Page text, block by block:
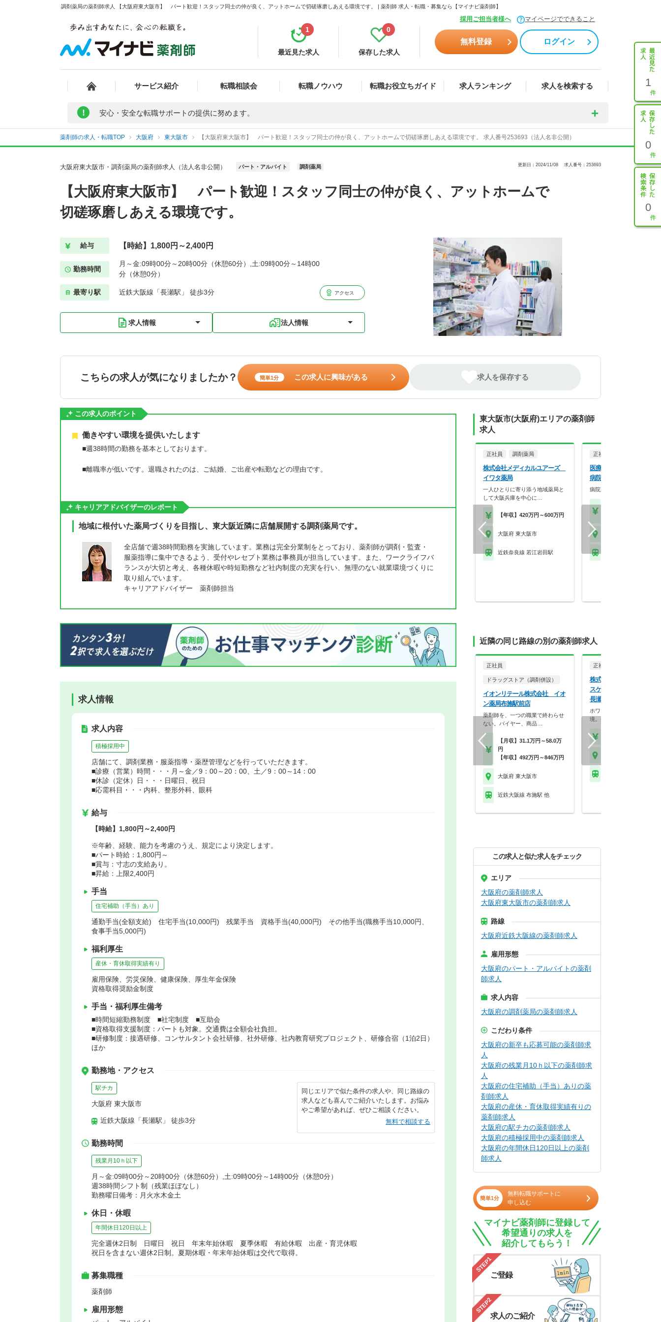
調剤薬局の薬剤師求人 【大阪府東大阪市】 パート歓迎！スタッフ同士の仲が良く、アットホームで切磋琢磨しあえる環境です。 | 薬剤師 求人・転職・募集なら【マイナビ薬剤師】
採用ご担当者様へ マイページでできること
最近見た求人
1
保存した求人
0
無料登録 ログイン
サービス紹介 転職相談会 転職ノウハウ 転職お役立ちガイド 求人ランキング 求人を検索する 1
0
0
! 安心・安全な転職サポートの提供に努めます。
薬剤師の求人・転職TOP 大阪府 東大阪市 【大阪府東大阪市】 パート歓迎！スタッフ同士の仲が良く、アットホームで切磋琢磨しあえる環境です。 求人番号253693（法人名非公開）
大阪府東大阪市・調剤薬局の薬剤師求人（法人名非公開） パート・アルバイト 調剤薬局 更新日：2024/11/08 求人番号：253693
【大阪府東大阪市】 パート歓迎！スタッフ同士の仲が良く、アットホームで
切磋琢磨しあえる環境です。
給与 【時給】1,800円～2,400円
勤務時間
月～金:09時00分～20時00分（休憩60分）,土:09時00分～14時00
分（休憩0分）
最寄り駅 近鉄大阪線「長瀬駅」 徒歩3分 アクセス
求人情報 法人情報
こちらの求人が気になりましたか？ 簡単1分 この求人に興味がある 求人を保存する
この求人のポイント
働きやすい環境を提供いたします
■週38時間の勤務を基本としております。
■離職率が低いです。退職されたのは、ご結婚、ご出産や転勤などの理由です。
キャリアアドバイザーのレポート
地域に根付いた薬局づくりを目指し、東大阪近隣に店舗展開する調剤薬局です。
全店舗で週38時間勤務を実施しています。業務は完全分業制をとっており、薬剤師が調剤・監査・
服薬指導に集中できるよう、受付やレセプト業務は事務員が担当しています。また、ワークライフバ
ランスが大切と考え、各種休暇や時短勤務など社内制度の充実を行い、無理のない就業環境づくりに
取り組んでいます。
キャリアアドバイザー 薬剤師担当
求人情報
求人内容
積極採用中
店舗にて、調剤業務・服薬指導・薬歴管理などを行っていただきます。
■診療（営業）時間・・・月～金／9：00～20：00、土／9：00～14：00
■休診（定休）日・・・日曜日、祝日
■応需科目・・・内科、整形外科、眼科
給与
【時給】1,800円～2,400円
※年齢、経験、能力を考慮のうえ、規定により決定します。
■パート時給：1,800円～
■賞与：寸志の支給あり。
■昇給：上限2,400円
手当
住宅補助（手当）あり
通勤手当(全額支給) 住宅手当(10,000円) 残業手当 資格手当(40,000円) その他手当(職務手当10,000円、
食事手当5,000円)
福利厚生
産休・育休取得実績有り
雇用保険、労災保険、健康保険、厚生年金保険
資格取得奨励金制度
手当・福利厚生備考
■時間短縮勤務制度 ■社宅制度 ■互助会
■資格取得支援制度：パートも対象。交通費は全額会社負担。
■研修制度：接遇研修、コンサルタント会社研修、社外研修、社内教育研究プロジェクト、研修合宿（1泊2日）
ほか
勤務地・アクセス
駅チカ
大阪府 東大阪市
近鉄大阪線「長瀬駅」 徒歩3分
同じエリアで似た条件の求人や、同じ路線の
求人なども喜んでご紹介いたします。お悩み
やご希望があれば、ぜひご相談ください。
無料で相談する
勤務時間
残業月10ｈ以下
月～金:09時00分～20時00分（休憩60分）,土:09時00分～14時00分（休憩0分）
週38時間シフト制（残業ほぼなし）
勤務曜日備考：月火水木金土
休日・休暇
年間休日120日以上
完全週休2日制 日曜日 祝日 年末年始休暇 夏季休暇 有給休暇 出産・育児休暇
祝日を含まない週休2日制。夏期休暇・年末年始休暇は交代で取得。
募集職種
薬剤師
雇用形態
東大阪市(大阪府)エリアの薬剤師
求人
正社員 調剤薬局
株式会社メディカルユアーズ
イワタ薬局
一人ひとりに寄り添う地域薬局と
して大阪兵庫を中心に…
【年収】420万円～600万円
大阪府 東大阪市
近鉄奈良線 若江岩田駅
正社員
医療法人社団丸山会 八
病院
病院薬剤師の募集です！
近隣の同じ路線の別の薬剤師求人
正社員
ドラッグストア（調剤併設）
イオンリテール株式会社 イオ
ン薬局布施駅前店
薬剤師を、一つの職業で終わらせ
ない。バイヤー、商品…
【月収】31.1万円～58.0万
円
【年収】492万円～846万円
大阪府 東大阪市
近鉄大阪線 布施駅 他
正社員
株式会社ココカラファイ
スケア ココカラファイ
長瀬店
ホワイト500認定のクリーン
境。身だしなみの自…
この求人と似た求人をチェック
エリア
大阪府の薬剤師求人
大阪府東大阪市の薬剤師求人
路線
大阪府近鉄大阪線の薬剤師求人
雇用形態
大阪府のパート・アルバイトの薬剤
師求人
求人内容
大阪府の調剤薬局の薬剤師求人
こだわり条件
大阪府の新卒も応募可能の薬剤師求
人
大阪府の残業月10ｈ以下の薬剤師求
人
大阪府の住宅補助（手当）ありの薬
剤師求人
大阪府の産休・育休取得実績有りの
薬剤師求人
大阪府の駅チカの薬剤師求人
大阪府の積極採用中の薬剤師求人
大阪府の年間休日120日以上の薬剤
師求人
簡単1分
無料転職サポートに
申し込む
マイナビ薬剤師に登録して
希望通りの求人を
紹介してもらう！
STEP1
ご登録
STEP2
求人のご紹介